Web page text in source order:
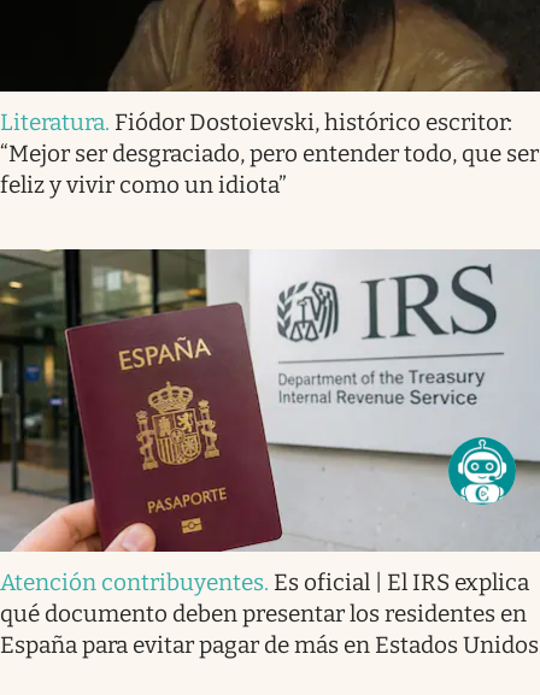
Literatura. Fiódor Dostoievski, histórico escritor:
“Mejor ser desgraciado, pero entender todo, que ser
feliz y vivir como un idiota”
Atención contribuyentes. Es oficial | El IRS explica
qué documento deben presentar los residentes en
España para evitar pagar de más en Estados Unidos